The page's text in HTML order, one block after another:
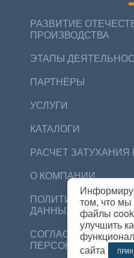
РАЗВИТИЕ
ПРОИЗВОДСТВА
ЭТАПЫ
ПАРТНЁРЫ
УСЛУГИ
КАТАЛОГИ
РАСЧЕТ ЗАТУХАНИЯ
О КОМПАНИИ
ПОЛИТИКА
ДАННЫХ
СОГЛАСИЕ НА
ПЕРСОНАЛЬНЫХ
том, что мы
файлы
улучшить
сайта